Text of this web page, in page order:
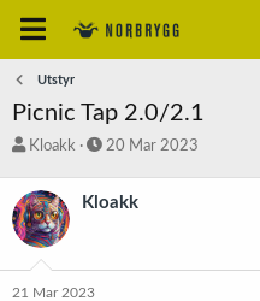
Utstyr
Picnic Tap 2.0/2.1
T
å
d
s
a
Kloakk
S
r
a
20 Mar 2023
Kloakk
21 Mar 2023